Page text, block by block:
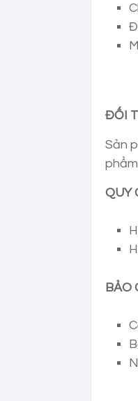
ĐỐI
Sản
QUY
BẢO